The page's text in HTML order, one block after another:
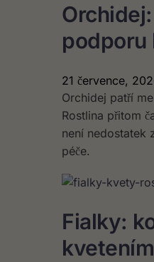
podporu
21 července,
Orchidej patří
Rostlina přitom
není nedostatek
péče.
Fialky:
kvetením